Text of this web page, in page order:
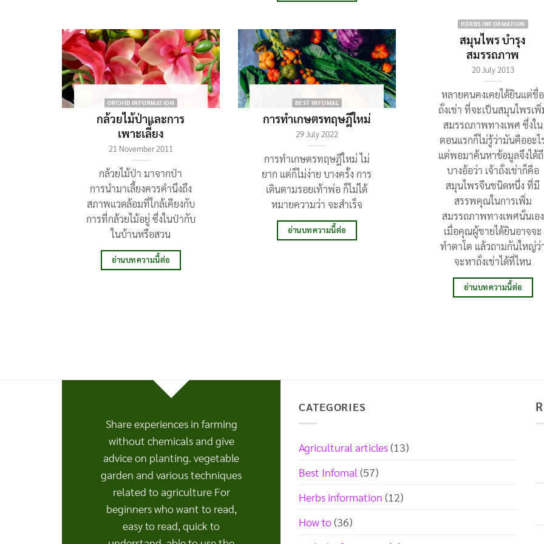
ORCHID INFORMATION
กล้วยไม้ป่าและการ
เพาะเลี้ยง
21 November 2011
กล้วยไม้ป่า มาจากป่า
การนำมาเลี้ยงควรคำนึงถึง
สภาพแวดล้อมที่ใกล้เคียงกับ
การที่กล้วยไม้อยู่ ซึ่งในป่ากับ
ในบ้านหรือสวน
อ่านบทความนี้ต่อ
BEST INFOMAL
การทำเกษตรทฤษฎีใหม่
29 July 2022
การทำเกษตรทฤษฎีใหม่ ไม่
ยาก แต่ก็ไม่ง่าย บางครั้ง การ
เดินตามรอยเท้าพ่อ ก็ไม่ได้
หมายความว่า จะสำเร็จ
อ่านบทความนี้ต่อ
HERBS INFORMATION
สมุนไพร บำรุง
สมรรถภาพ
20 July 2013
หลายคนคงเคยได้ยินแต่ชื่อ
ถั่งเช่า ที่จะเป็นสมุนไพรเพิ่
สมรรถภาพทางเพศ ซึ่งใน
ตอนแรกก็ไม่รู้ว่ามันคืออะไ
แต่พอมาค้นหาข้อมูลจึงได้ถึ
บางอ้อว่า เจ้าถั่งเช่าก็คือ
สมุนไพรจีนชนิดหนึ่ง ที่มี
สรรพคุณในการเพิ่ม
สมรรถภาพทางเพศนั่นเอง
เมื่อคุณผู้ชายได้ยินอาจจะ
ทำตาโต แล้วถามกันใหญ่ว่
จะหาถั่งเช่าได้ที่ไหน
อ่านบทความนี้ต่อ
Share experiences in farming
without chemicals and give
advice on planting. vegetable
garden and various techniques
related to agriculture For
beginners who want to read,
easy to read, quick to
CATEGORIES
Agricultural articles(13)
Best Infomal (57)
Herbs information (12)
How to(36)